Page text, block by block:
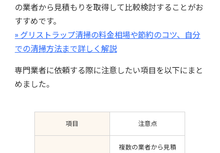
の業者から見積もりを取得して比較検討することがお
すすめです。
» グリストラップ清掃の料金相場や節約のコツ、自分
での清掃方法まで詳しく解説
専門業者に依頼する際に注意したい項目を以下にまと
めました。
項目 注意点
複数の業者から見積